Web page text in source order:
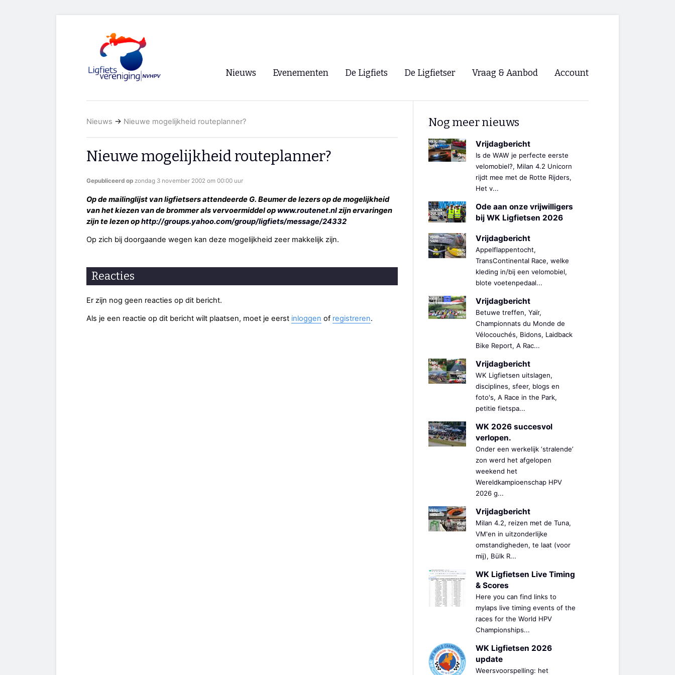
Nieuws Evenementen
WK Ligfietsen 2026
Oliebollentocht
De Ligfiets De Ligfietser
Ligfietsvereninging NVHPV
Lokale Fietsverenigingen
Forum ligfietsers.nl 🡺
Vraag & Aanbod Account
Nieuws → Nieuwe mogelijkheid routeplanner?
Nieuwe mogelijkheid routeplanner?
Gepubliceerd op zondag 3 november 2002 om 00:00 uur
Op de mailinglijst van ligfietsers attendeerde G. Beumer de lezers op de mogelijkheid
van het kiezen van de brommer als vervoermiddel op www.routenet.nlzijn ervaringen
zijn te lezen ophttp://groups.yahoo.com/group/ligfiets/message/24332
Op zich bij doorgaande wegen kan deze mogelijkheid zeer makkelijk zijn.
Reacties
Er zijn nog geen reacties op dit bericht.
Als je een reactie op dit bericht wilt plaatsen, moet je eerst inloggen of registreren.
Nog meer nieuws
Vrijdagbericht
Is de WAW je perfecte eerste
velomobiel?, Milan 4.2 Unicorn
rijdt mee met de Rotte Rijders,
Het v...
Ode aan onze vrijwilligers
bij WK Ligfietsen 2026
Vrijdagbericht
Appelflappentocht,
TransContinental Race, welke
kleding in/bij een velomobiel,
blote voetenpedaal...
Vrijdagbericht
Betuwe treffen, Yaïr,
Championnats du Monde de
Vélocouchés, Bidons, Laidback
Bike Report, A Rac...
Vrijdagbericht
WK Ligfietsen uitslagen,
disciplines, sfeer, blogs en
foto's, A Race in the Park,
petitie fietspa...
WK 2026 succesvol
verlopen.
Onder een werkelijk ‘stralende’
zon werd het afgelopen
weekend het
Wereldkampioenschap HPV
2026 g...
Vrijdagbericht
Milan 4.2, reizen met de Tuna,
VM'en in uitzonderlijke
omstandigheden, te laat (voor
mij), Bülk R...
WK Ligfietsen Live Timing
& Scores
Here you can find links to
mylaps live timing events of the
races for the World HPV
Championships...
WK Ligfietsen 2026
update
Weersvoorspelling: het